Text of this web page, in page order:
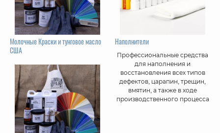
Молочные Краски и тунговое масло
США
Наполнители
Профессиональные средства
для наполнения и
восстановления всех типов
дефектов, царапин, трещин,
вмятин, а также в ходе
производственного процесса